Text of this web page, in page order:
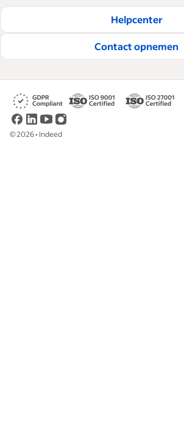
Helpcenter
Contact opnemen
©2026• Indeed